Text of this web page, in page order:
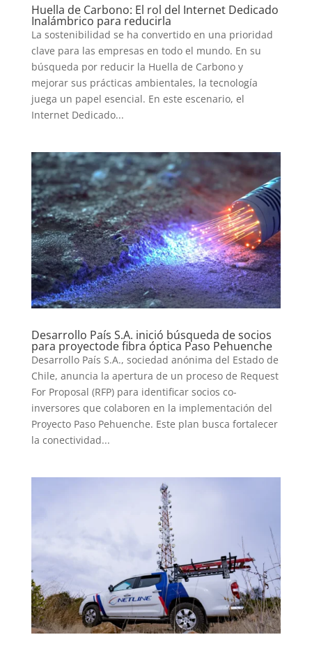
Huella de Carbono: El rol del Internet Dedicado
Inalámbrico para reducirla
La sostenibilidad se ha convertido en una prioridad
clave para las empresas en todo el mundo. En su
búsqueda por reducir la Huella de Carbono y
mejorar sus prácticas ambientales, la tecnología
juega un papel esencial. En este escenario, el
Internet Dedicado...
Desarrollo País S.A. inició búsqueda de socios
para proyectode fibra óptica Paso Pehuenche
Desarrollo País S.A., sociedad anónima del Estado de
Chile, anuncia la apertura de un proceso de Request
For Proposal (RFP) para identificar socios co-
inversores que colaboren en la implementación del
Proyecto Paso Pehuenche. Este plan busca fortalecer
la conectividad...